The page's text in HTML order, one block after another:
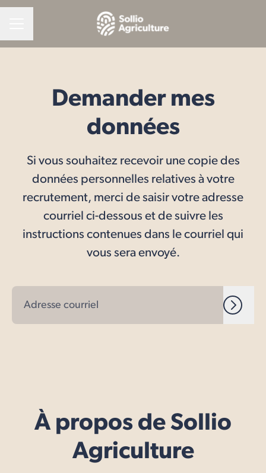
Demander mes
données
Si vous souhaitez recevoir une copie des
données personnelles relatives à votre
recrutement, merci de saisir votre adresse
courriel ci-dessous et de suivre les
instructions contenues dans le courriel qui
vous sera envoyé.
À propos de Sollio
Agriculture